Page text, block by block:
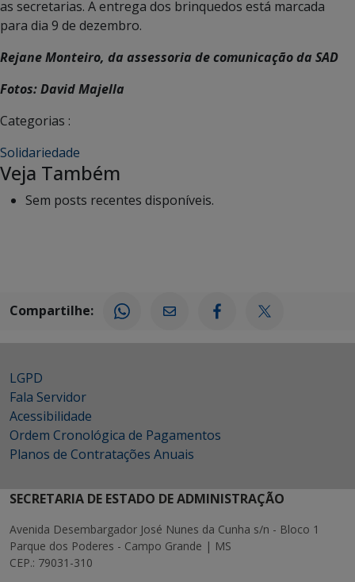
as secretarias. A entrega dos brinquedos está marcada
para dia 9 de dezembro.
Rejane Monteiro, da assessoria de comunicação da SAD
Fotos: David Majella
Categorias :
Solidariedade
Veja Também
Sem posts recentes disponíveis.
Compartilhe:
LGPD
Fala Servidor
Acessibilidade
Ordem Cronológica de Pagamentos
Planos de Contratações Anuais
SECRETARIA DE ESTADO DE ADMINISTRAÇÃO
Avenida Desembargador José Nunes da Cunha s/n - Bloco 1
Parque dos Poderes - Campo Grande | MS
CEP.: 79031-310